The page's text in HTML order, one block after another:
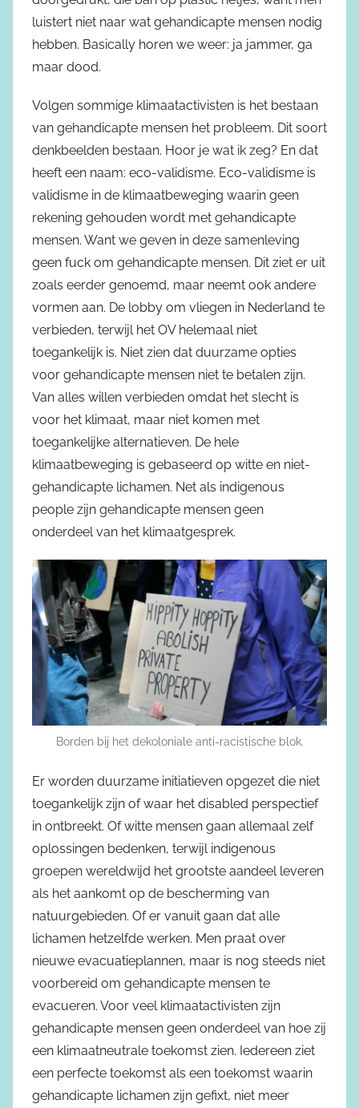
luistert niet naar wat gehandicapte mensen nodig
hebben. Basically horen we weer: ja jammer, ga
maar dood.
Volgen sommige klimaatactivisten is het bestaan
van gehandicapte mensen het probleem. Dit soort
denkbeelden bestaan. Hoor je wat ik zeg? En dat
heeft een naam: eco-validisme. Eco-validisme is
validisme in de klimaatbeweging waarin geen
rekening gehouden wordt met gehandicapte
mensen. Want we geven in deze samenleving
geen fuck om gehandicapte mensen. Dit ziet er uit
zoals eerder genoemd, maar neemt ook andere
vormen aan. De lobby om vliegen in Nederland te
verbieden, terwijl het OV helemaal niet
toegankelijk is. Niet zien dat duurzame opties
voor gehandicapte mensen niet te betalen zijn.
Van alles willen verbieden omdat het slecht is
voor het klimaat, maar niet komen met
toegankelijke alternatieven. De hele
klimaatbeweging is gebaseerd op witte en niet-
gehandicapte lichamen. Net als indigenous
people zijn gehandicapte mensen geen
onderdeel van het klimaatgesprek.
Borden bij het dekoloniale anti-racistische blok.
Er worden duurzame initiatieven opgezet die niet
toegankelijk zijn of waar het disabled perspectief
in ontbreekt. Of witte mensen gaan allemaal zelf
oplossingen bedenken, terwijl indigenous
groepen wereldwijd het grootste aandeel leveren
als het aankomt op de bescherming van
natuurgebieden. Of er vanuit gaan dat alle
lichamen hetzelfde werken. Men praat over
nieuwe evacuatieplannen, maar is nog steeds niet
voorbereid om gehandicapte mensen te
evacueren. Voor veel klimaatactivisten zijn
gehandicapte mensen geen onderdeel van hoe zij
een klimaatneutrale toekomst zien. Iedereen ziet
een perfecte toekomst als een toekomst waarin
gehandicapte lichamen zijn gefixt, niet meer